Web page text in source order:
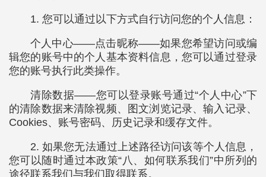
1. 您可以通过以下方式自行访问您的个人信息：
个人中心——点击昵称——如果您希望访问或编
辑您的账号中的个人基本资料信息，您可以通过登录
您的账号执行此类操作。
清除数据——您可以登录账号通过“个人中心”下
的清除数据来清除视频、图文浏览记录、输入记录、
Cookies、账号密码、历史记录和缓存文件。
2. 如果您无法通过上述路径访问该等个人信息，
您可以随时通过本政策“八、如何联系我们”中所列的
途径联系我们与我们取得联系。